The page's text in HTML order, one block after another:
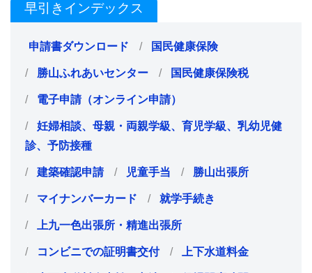
早引きインデックス
申請書ダウンロード 国民健康保険
勝山ふれあいセンター 国民健康保険税
電子申請（オンライン申請）
妊婦相談、母親・両親学級、育児学級、乳幼児健
診、予防接種
建築確認申請 児童手当 勝山出張所
マイナンバーカード 就学手続き
上九一色出張所・精進出張所
コンビニでの証明書交付 上下水道料金